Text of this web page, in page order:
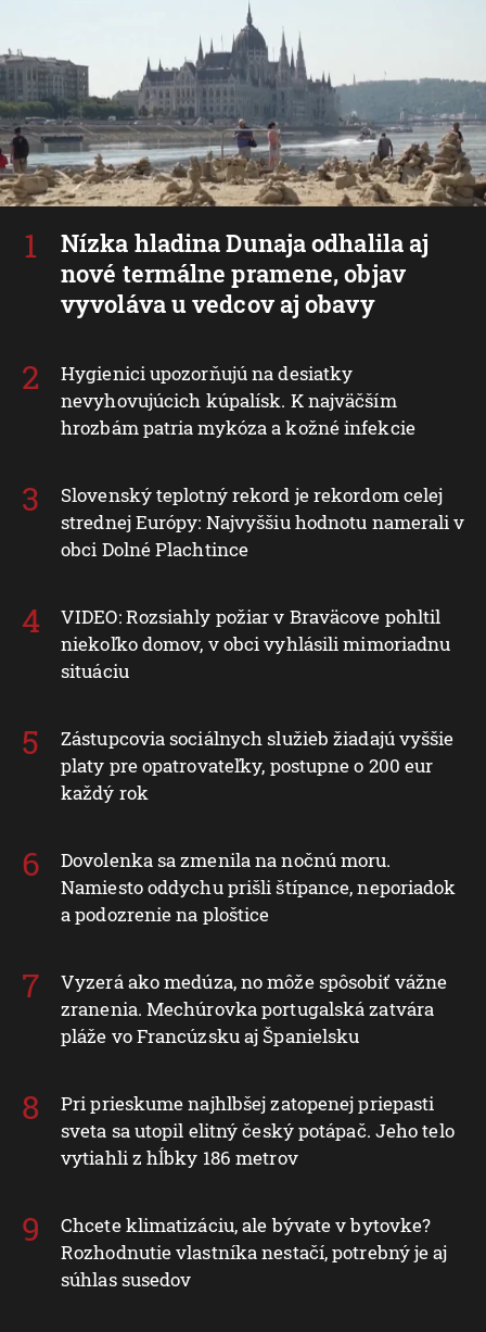
Nízka hladina Dunaja odhalila aj
nové termálne pramene, objav
vyvoláva u vedcov aj obavy
Hygienici upozorňujú na desiatky
nevyhovujúcich kúpalísk. K najväčším
hrozbám patria mykóza a kožné infekcie
Slovenský teplotný rekord je rekordom celej
strednej Európy: Najvyššiu hodnotu namerali v
obci Dolné Plachtince
VIDEO: Rozsiahly požiar v Braväcove pohltil
niekoľko domov, v obci vyhlásili mimoriadnu
situáciu
Zástupcovia sociálnych služieb žiadajú vyššie
platy pre opatrovateľky, postupne o 200 eur
každý rok
Dovolenka sa zmenila na nočnú moru.
Namiesto oddychu prišli štípance, neporiadok
a podozrenie na ploštice
Vyzerá ako medúza, no môže spôsobiť vážne
zranenia. Mechúrovka portugalská zatvára
pláže vo Francúzsku aj Španielsku
Pri prieskume najhlbšej zatopenej priepasti
sveta sa utopil elitný český potápač. Jeho telo
vytiahli z hĺbky 186 metrov
Chcete klimatizáciu, ale bývate v bytovke?
Rozhodnutie vlastníka nestačí, potrebný je aj
súhlas susedov